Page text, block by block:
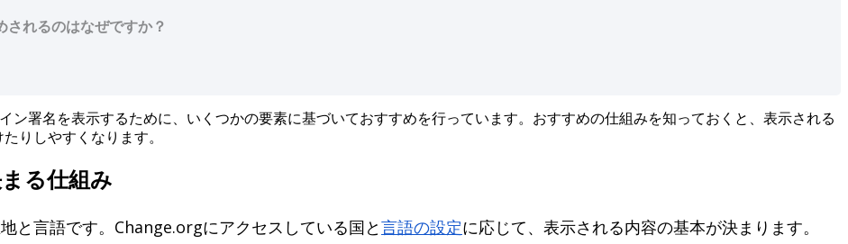
されるのはなぜですか？
イ ン署名 を表示するために い く つかの要素に基づいておすすめを行ってい ま す。 おすすめの仕組みを知ってお く と 表示される
た り しやす く な り ま す。
ま る仕組 み
地と言語です。 Change.orgにアクセス している国と言語の設定に応じて、 表示される内容の基本が決ま り ます。